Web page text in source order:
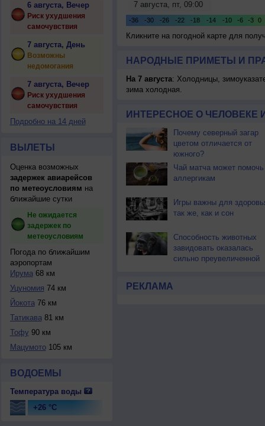
6 августа, Вечер
Риск ухудшения
самочувствия
7 августа, День
Возможны
недомогания
7 августа, Вечер
Риск ухудшения
самочувствия
Подробно на 14 дней
ВЫЛЕТЫ
Оценка возможных
задержек авиарейсов
по метеоусловиям на
ближайшие сутки
Не ожидается
задержек по
метеоусловиям
Погода по ближайшим
аэропортам
Ирума68 км
Уцуномия 74 км
Йокота76 км
Татикава81 км
Тофу 90 км
Мацумото105 км
ВОДОЕМЫ
Температура воды
+26 °C
Кликните на погодной карте для
НАРОДНЫЕ ПРИМЕТЫ И
На 7 августа: Холодницы,
зима холодная.
ИНТЕРЕСНОЕ О ЧЕЛОВЕКЕ
Почему северный загар
цветом отличается от
южного?
Чай матча может помочь
аллергикам
Игры важны для
так же, как и сон
Способность животных
завидовать оказалась
сильно преувеличенной
РЕКЛАМА